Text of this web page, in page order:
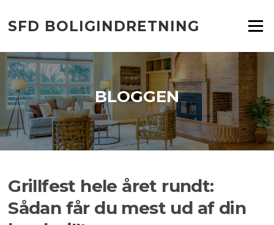
indhold
SFD BOLIGINDRETNING Menu
BLOGGEN
Grillfest hele året rundt:
Sådan får du mest ud af din